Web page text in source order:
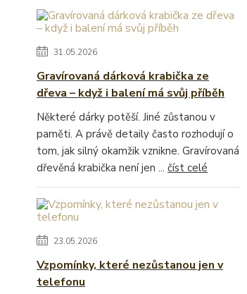
31.05.2026
Gravírovaná dárková krabička ze
dřeva – když i balení má svůj příběh
Některé dárky potěší. Jiné zůstanou v
paměti. A právě detaily často rozhodují o
tom, jak silný okamžik vznikne. Gravírovaná
dřevěná krabička není jen ... číst celé
23.05.2026
Vzpomínky, které nezůstanou jen v
telefonu